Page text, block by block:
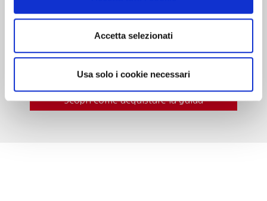
Accetta selezionati
Usa solo i cookie necessari
curiosità, eventi da vivere e i vini da gustare in
e itinerari del gusto per una guida sempre più
indispensabile al turista del vino.
Scopri come acquistare la guida